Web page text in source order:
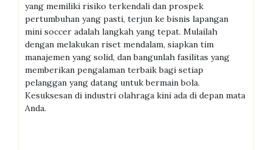
yang memiliki risiko terkendali dan prospek
pertumbuhan yang pasti, terjun ke bisnis lapangan
mini soccer adalah langkah yang tepat. Mulailah
dengan melakukan riset mendalam, siapkan tim
manajemen yang solid, dan bangunlah fasilitas yang
memberikan pengalaman terbaik bagi setiap
pelanggan yang datang untuk bermain bola.
Kesuksesan di industri olahraga kini ada di depan mata
Anda.